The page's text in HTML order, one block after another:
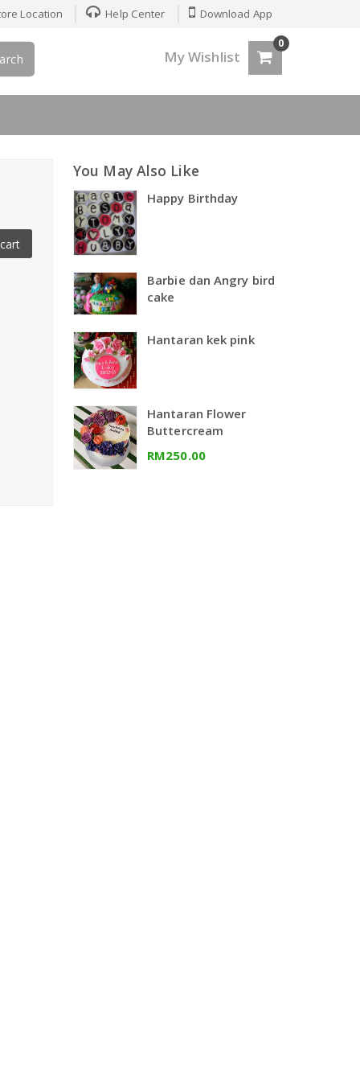
Location Help Center Download App
My Wishlist
0
You May Also Like
Happy Birthday
Barbie dan Angry bird
cake
Hantaran kek pink
Hantaran Flower
Buttercream
RM250.00